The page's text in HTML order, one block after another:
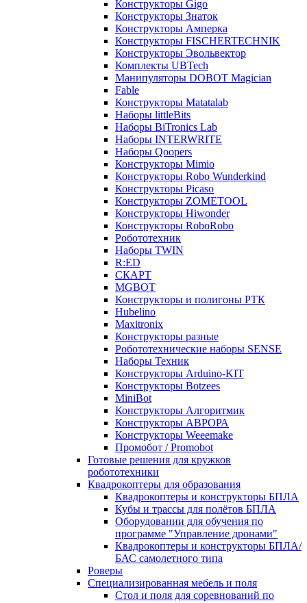
Конструкторы Gigo
Конструкторы Знаток
Конструкторы Амперка
Конструкторы FISCHERTECHNIK
Конструкторы Эвольвектор
Комплекты UBTech
Манипуляторы DOBOT Magician
Fable
Конструкторы Matatalab
Наборы littleBits
Наборы BiTronics Lab
Наборы INTERWRITE
Наборы Qoopers
Конструкторы Mimio
Конструкторы Robo Wunderkind
Конструкторы Picaso
Конструкторы ZOMETOOL
Конструкторы Hiwonder
Конструкторы RoboRobo
Робототехник
Наборы TWIN
R:ED
СКАРТ
MGBOT
Конструкторы и полигоны РТК
Hubelino
Maxitronix
Конструкторы разные
Робототехнические наборы SENSE
Наборы Техник
Конструкторы Arduino-KIT
Конструкторы Botzees
MiniBot
Конструкторы Алгоритмик
Конструкторы АВРОРА
Конструкторы Weeemake
Промобот / Promobot
Готовые решения для кружков
робототехники
Квадрокоптеры для образования
Квадрокоптеры и конструкторы БПЛА
Кубы и трассы для полётов БПЛА
Оборудовании для обучения по
программе "Управление дронами"
Квадрокоптеры и конструкторы БПЛА/
БАС самолетного типа
Роверы
Специализированная мебель и поля
Стол и поля для соревнований по